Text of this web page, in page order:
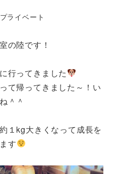
ゴリー
プライベート
の陸です！
行ってきました
て帰ってきました～！い
＾＾
１kg大きくなって成長を
す